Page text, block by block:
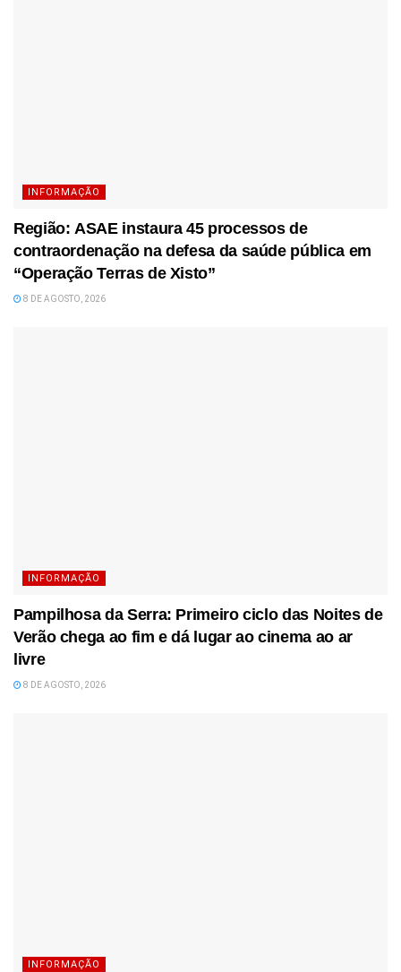
INFORMAÇÃO
Região: ASAE instaura 45 processos de
contraordenação na defesa da saúde pública em
“Operação Terras de Xisto”
8 DE AGOSTO, 2026
INFORMAÇÃO
Pampilhosa da Serra: Primeiro ciclo das Noites de
Verão chega ao fim e dá lugar ao cinema ao ar
livre
8 DE AGOSTO, 2026
INFORMAÇÃO